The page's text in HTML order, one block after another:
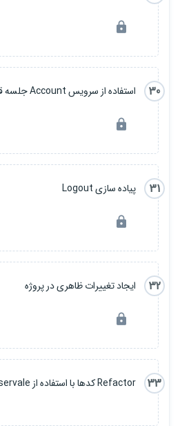
30 استفاده از سرویس Account جلسه قبل
31 پیاده سازی Logout
32 ایجاد تغییرات ظاهری در پروژه
33
Refactor کدها با استفاده از Observale